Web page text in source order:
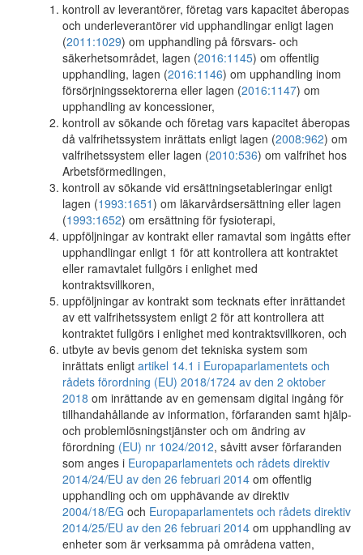
kontroll av leverantörer, företag vars kapacitet åberopas
och underleverantörer vid upphandlingar enligt lagen
(2011:1029) om upphandling på försvars- och
säkerhetsområdet, lagen (2016:1145) om offentlig
upphandling, lagen (2016:1146) om upphandling inom
försörjningssektorerna eller lagen (2016:1147) om
upphandling av koncessioner,
kontroll av sökande och företag vars kapacitet åberopas
då valfrihetssystem inrättats enligt lagen (2008:962) om
valfrihetssystem eller lagen (2010:536) om valfrihet hos
Arbetsförmedlingen,
kontroll av sökande vid ersättningsetableringar enligt
lagen (1993:1651) om läkarvårdsersättning eller lagen
(1993:1652) om ersättning för fysioterapi,
uppföljningar av kontrakt eller ramavtal som ingåtts efter
upphandlingar enligt 1 för att kontrollera att kontraktet
eller ramavtalet fullgörs i enlighet med
kontraktsvillkoren,
uppföljningar av kontrakt som tecknats efter inrättandet
av ett valfrihetssystem enligt 2 för att kontrollera att
kontraktet fullgörs i enlighet med kontraktsvillkoren, och
utbyte av bevis genom det tekniska system som
inrättats enligt artikel 14.1 i Europaparlamentets och
rådets förordning (EU) 2018/1724 av den 2 oktober
2018 om inrättande av en gemensam digital ingång för
tillhandahållande av information, förfaranden samt hjälp-
och problemlösningstjänster och om ändring av
förordning (EU) nr 1024/2012, såvitt avser förfaranden
som anges i Europaparlamentets och rådets direktiv
2014/24/EU av den 26 februari 2014 om offentlig
upphandling och om upphävande av direktiv
2004/18/EG och Europaparlamentets och rådets direktiv
2014/25/EU av den 26 februari 2014 om upphandling av
enheter som är verksamma på områdena vatten,